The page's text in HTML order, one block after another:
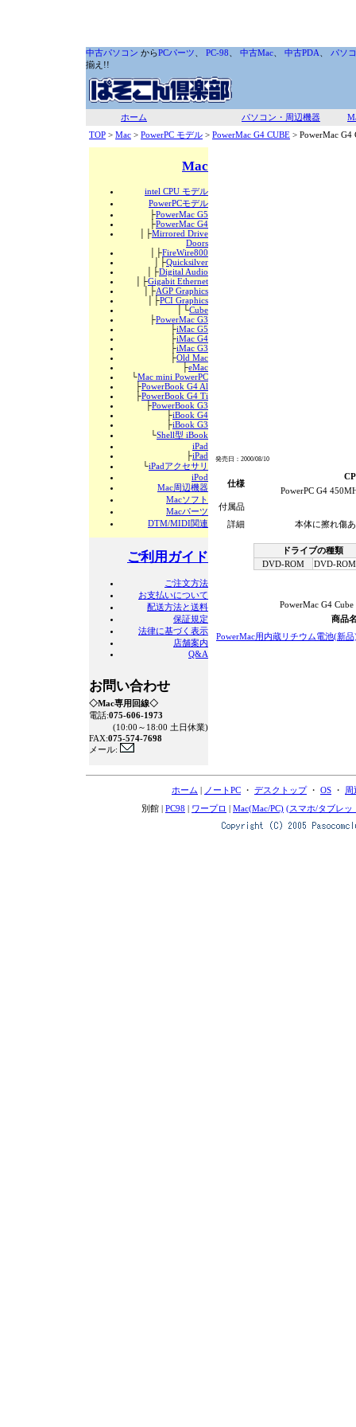
中古パソコン からPCパーツ、 PC-98、 中古Mac、 中古PDA、 パソ
揃え!!
ホーム パソコン・周辺機器
TOP > Mac > PowerPC モデル > PowerMac G4 CUBE > PowerMac G4
Mac
intel CPU モデル
PowerPCモデル
├PowerMac G5
├PowerMac G4
│├Mirrored Drive
Doors
│├FireWire800
│├Quicksilver
│├Digital Audio
│├Gigabit Ethernet
│├AGP Graphics
│├PCI Graphics
│└Cube
├PowerMac G3
├iMac G5
├iMac G4
├iMac G3
├Old Mac
├eMac
└Mac mini PowerPC
├PowerBook G4 Al
├PowerBook G4 Ti
├PowerBook G3
├iBook G4
├iBook G3
└Shell型 iBook
iPad
├iPad
└iPadアクセサリ
iPod
Mac周辺機器
Macソフト
Macパーツ
DTM/MIDI関連
ご利用ガイド
ご注文方法
お支払いについて
配送方法と送料
保証規定
法律に基づく表示
店舗案内
Q&A
お問い合わせ
◇Mac専用回線◇
電話:075-606-1973
(10:00～18:00 土日休業)
FAX:075-574-7698
メール:
発売日：2000/08/10
仕様
PowerPC G4
付属品
詳細
本体に擦れ傷
ドライブの種類
DVD-ROM
DVD-ROM
PowerMac G4
商品
PowerMac用内蔵リチウム電池(新品
ホーム ノートPC ・ デスクトップ・ OS ・ 周
別館 | PC98 ワープロ Mac(Mac/PC) (スマホ/タブレッ